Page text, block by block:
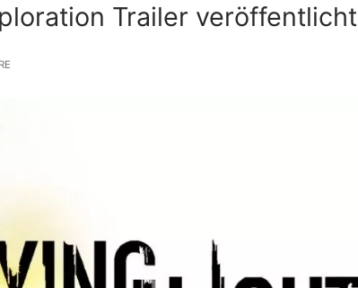
Trailer veröffentlicht